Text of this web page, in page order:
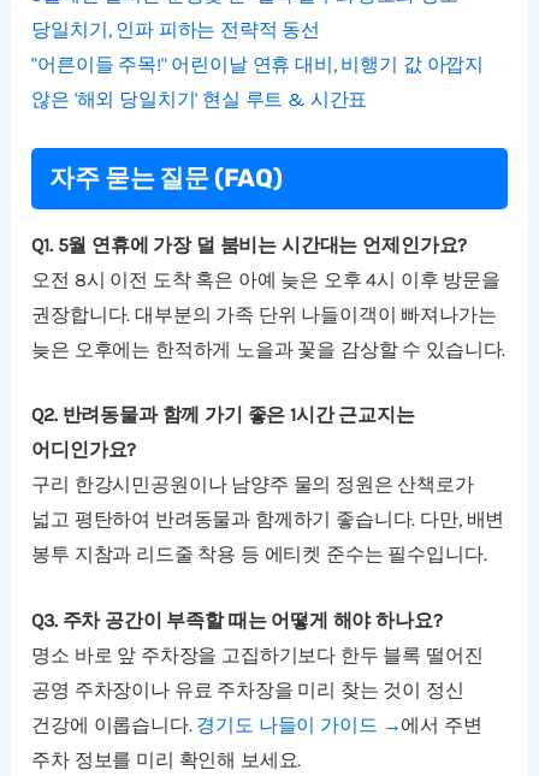
당일치기, 인파 피하는 전략적 동선
"어른이들 주목!" 어린이날 연휴 대비, 비행기 값 아깝지
않은 '해외 당일치기' 현실 루트 & 시간표
자주 묻는 질문 (FAQ)
Q1. 5월 연휴에 가장 덜 붐비는 시간대는 언제인가요?
오전 8시 이전 도착 혹은 아예 늦은 오후 4시 이후 방문을
권장합니다. 대부분의 가족 단위 나들이객이 빠져나가는
늦은 오후에는 한적하게 노을과 꽃을 감상할 수 있습니다.
Q2. 반려동물과 함께 가기 좋은 1시간 근교지는
어디인가요?
구리 한강시민공원이나 남양주 물의 정원은 산책로가
넓고 평탄하여 반려동물과 함께하기 좋습니다. 다만, 배변
봉투 지참과 리드줄 착용 등 에티켓 준수는 필수입니다.
Q3. 주차 공간이 부족할 때는 어떻게 해야 하나요?
명소 바로 앞 주차장을 고집하기보다 한두 블록 떨어진
공영 주차장이나 유료 주차장을 미리 찾는 것이 정신
건강에 이롭습니다. 경기도 나들이 가이드 →에서 주변
주차 정보를 미리 확인해 보세요.